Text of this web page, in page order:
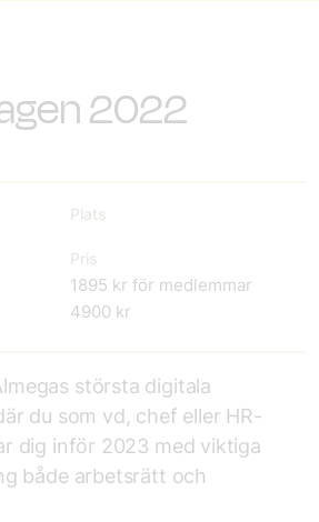
2022
Plats
Pris
1895 kr för medlemmar
4900 kr
största digitala
du som vd, chef eller HR-
dig inför 2023 med viktiga
både arbetsrätt och